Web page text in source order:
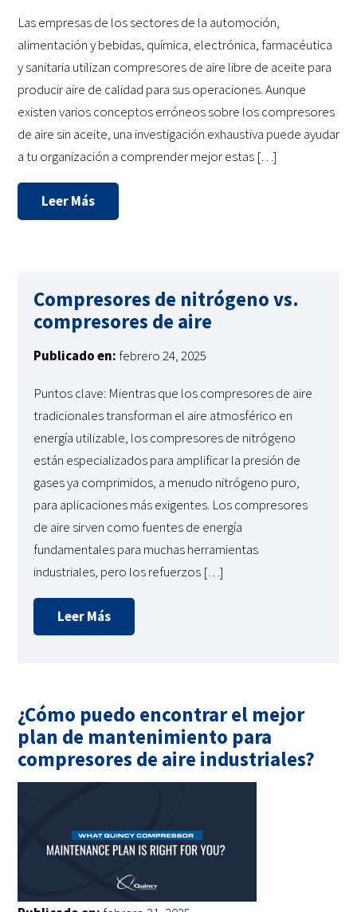
Las empresas de los sectores de la automoción,
alimentación y bebidas, química, electrónica, farmacéutica
y sanitaria utilizan compresores de aire libre de aceite para
producir aire de calidad para sus operaciones. Aunque
existen varios conceptos erróneos sobre los compresores
de aire sin aceite, una investigación exhaustiva puede ayudar
a tu organización a comprender mejor estas […]
Leer Más
Compresores de nitrógeno vs.
compresores de aire
Publicado en: febrero 24, 2025
Puntos clave: Mientras que los compresores de aire
tradicionales transforman el aire atmosférico en
energía utilizable, los compresores de nitrógeno
están especializados para amplificar la presión de
gases ya comprimidos, a menudo nitrógeno puro,
para aplicaciones más exigentes. Los compresores
de aire sirven como fuentes de energía
fundamentales para muchas herramientas
industriales, pero los refuerzos […]
Leer Más
¿Cómo puedo encontrar el mejor
plan de mantenimiento para
compresores de aire industriales?